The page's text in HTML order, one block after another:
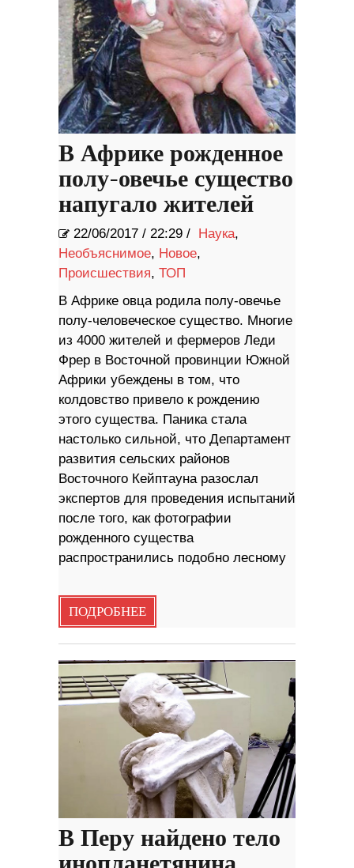
В Африке рожденное
полу-овечье существо
напугало жителей
22/06/2017 / 22:29 / Наука,
Необъяснимое, Новое,
Происшествия, ТОП
В Африке овца родила полу-овечье
полу-человеческое существо. Многие
из 4000 жителей и фермеров Леди
Фрер в Восточной провинции Южной
Африки убеждены в том, что
колдовство привело к рождению
этого существа. Паника стала
настолько сильной, что Департамент
развития сельских районов
Восточного Кейптауна разослал
экспертов для проведения испытаний
после того, как фотографии
рожденного существа
распространились подобно лесному
ПОДРОБНЕЕ
В Перу найдено тело